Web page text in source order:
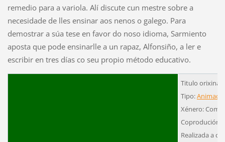
remedio para a variola. Alí discute cun mestre sobre a
necesidade de lles ensinar aos nenos o galego. Para
demostrar a súa tese en favor do noso idioma, Sarmiento
aposta que pode ensinarlle a un rapaz, Alfonsiño, a ler e
escribir en tres días co seu propio método educativo.
Titulo orixinal:
Tipo:
Xénero:
Coprodución
Realizada a cor